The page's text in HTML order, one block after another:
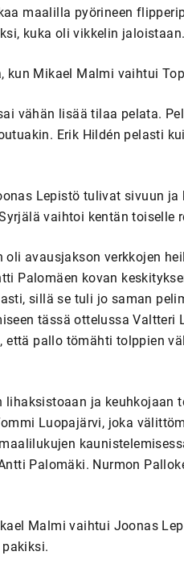
maalilla pyörineen
kuka oli vikkelin jaloistaan.
Mikael Malmi vaihtui
vähän lisää tilaa pelata.
Erik Hildén pelasti
Lepistö tulivat sivuun
vaihtoi kentän toiselle
avausjakson verkkojen
Palomäen kovan
sillä se tuli jo saman
tässä ottelussa Valtteri
pallo tömähti tolppien
ja keuhkojaan
Luopajärvi, joka
Palomäki. Nurmon
Malmi vaihtui Joonas